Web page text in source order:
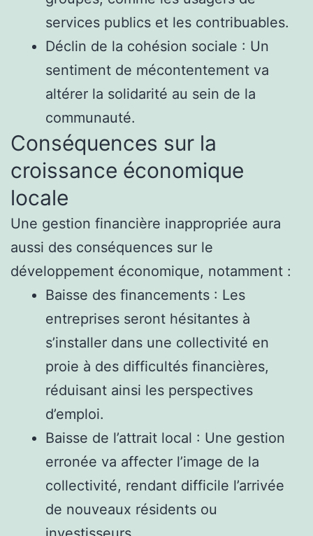
services publics et les contribuables.
Déclin de la cohésion sociale : Un
sentiment de mécontentement va
altérer la solidarité au sein de la
communauté.
Conséquences sur la
croissance économique
locale
Une gestion financière inappropriée aura
aussi des conséquences sur le
développement économique, notamment :
Baisse des financements : Les
entreprises seront hésitantes à
s’installer dans une collectivité en
proie à des difficultés financières,
réduisant ainsi les perspectives
d’emploi.
Baisse de l’attrait local : Une gestion
erronée va affecter l’image de la
collectivité, rendant difficile l’arrivée
de nouveaux résidents ou